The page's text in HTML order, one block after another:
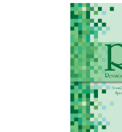
Barra
de